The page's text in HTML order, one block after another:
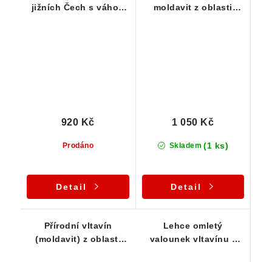
jižních Čech s váhou
Prodáno
920 Kč
Detail
moldavit z oblasti
Skladem (1 ks)
1 050 Kč
Detail
Přírodní vltavín
(moldavit) z oblasti
Lehce omletý
valounek vltavínu z